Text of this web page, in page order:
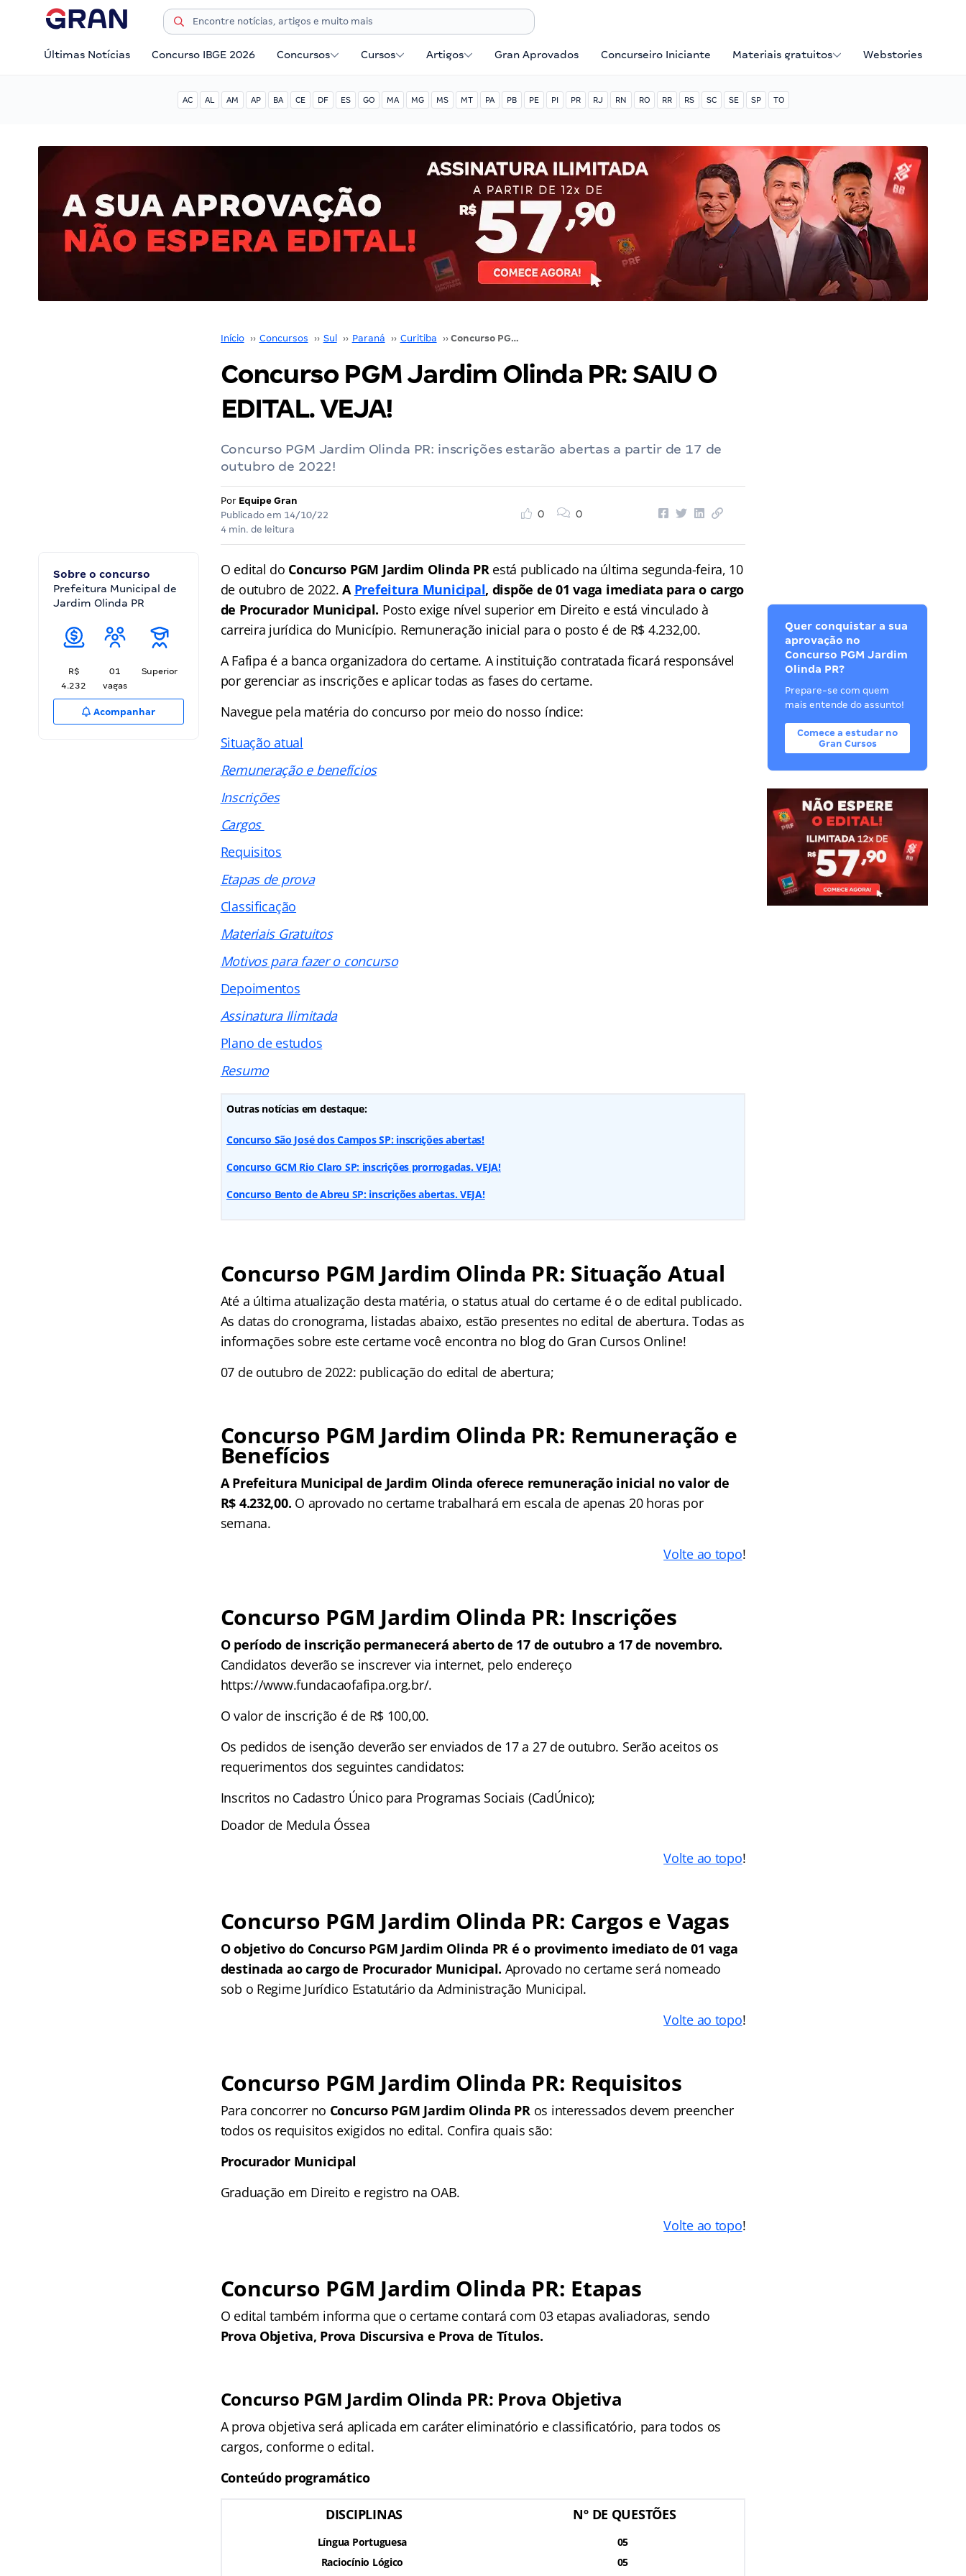
Últimas Notícias Concurso IBGE 2026 Concursos Cursos Artigos Gran Aprovados Concurseiro Iniciante Materiais gratuitos Webstories
AC AL AM AP BA CE DF ES GO MA MG MS MT PA PB PE PI PR RJ RN RO RR RS SC SE SP TO
Início ›› Concursos ›› Sul ›› Paraná ›› Curitiba ›› Concurso PGM Jardim Olinda PR: SAIU O EDITAL. VEJA!
Concurso PGM Jardim Olinda PR: SAIU O
EDITAL. VEJA!
Concurso PGM Jardim Olinda PR: inscrições estarão abertas a partir de 17 de
outubro de 2022!
Por Equipe Gran
Publicado em 14/10/22
4 min. de leitura
0 0
Sobre o concurso
Prefeitura Municipal de
Jardim Olinda PR
R$
4.232
01
vagas
Superior
Acompanhar
O edital do Concurso PGM Jardim Olinda PRestá publicado na última segunda-feira, 10
de outubro de 2022.A Prefeitura Municipal, dispõe de 01 vaga imediata para o cargo
de Procurador Municipal. Posto exige nível superior em Direito e está vinculado à
carreira jurídica do Município. Remuneração inicial para o posto é de R$ 4.232,00.
A Fafipa é a banca organizadora do certame. A instituição contratada ficará responsável
por gerenciar as inscrições e aplicar todas as fases do certame.
Navegue pela matéria do concurso por meio do nosso índice:
Situação atual
Remuneração e benefícios
Inscrições
Cargos
Requisitos
Etapas de prova
Classificação
Materiais Gratuitos
Motivos para fazer o concurso
Depoimentos
Assinatura Ilimitada
Plano de estudos
Resumo
Outras notícias em destaque:
Concurso São José dos Campos SP: inscrições abertas!
Concurso GCM Rio Claro SP: inscrições prorrogadas. VEJA!
Concurso Bento de Abreu SP: inscrições abertas. VEJA!
Concurso PGM Jardim Olinda PR: Situação Atual
Até a última atualização desta matéria, o status atual do certame é o de edital publicado.
As datas do cronograma, listadas abaixo, estão presentes no edital de abertura. Todas as
informações sobre este certame você encontra no blog do Gran Cursos Online!
07 de outubro de 2022: publicação do edital de abertura;
Concurso PGM Jardim Olinda PR: Remuneração e
Benefícios
A Prefeitura Municipal de Jardim Olinda oferece remuneração inicial no valor de
R$ 4.232,00. O aprovado no certame trabalhará em escala de apenas 20 horas por
semana.
Volte ao topo!
Concurso PGM Jardim Olinda PR: Inscrições
O período de inscrição permanecerá aberto de 17 de outubro a 17 de novembro.
Candidatos deverão se inscrever via internet, pelo endereço
https://www.fundacaofafipa.org.br/.
O valor de inscrição é de R$ 100,00.
Os pedidos de isenção deverão ser enviados de 17 a 27 de outubro. Serão aceitos os
requerimentos dos seguintes candidatos:
Inscritos no Cadastro Único para Programas Sociais (CadÚnico);
Doador de Medula Óssea
Volte ao topo!
Concurso PGM Jardim Olinda PR: Cargos e Vagas
O objetivo do Concurso PGM Jardim Olinda PR é o provimento imediato de 01 vaga
destinada ao cargo de Procurador Municipal. Aprovado no certame será nomeado
sob o Regime Jurídico Estatutário da Administração Municipal.
Volte ao topo!
Concurso PGM Jardim Olinda PR: Requisitos
Para concorrer no Concurso PGM Jardim Olinda PRos interessados devem preencher
todos os requisitos exigidos no edital. Confira quais são:
Procurador Municipal
Graduação em Direito e registro na OAB.
Volte ao topo!
Concurso PGM Jardim Olinda PR: Etapas
O edital também informa que o certame contará com 03 etapas avaliadoras, sendo
Prova Objetiva, Prova Discursiva e Prova de Títulos.
Concurso PGM Jardim Olinda PR: Prova Objetiva
A prova objetiva será aplicada em caráter eliminatório e classificatório, para todos os
cargos, conforme o edital.
Conteúdo programático
DISCIPLINAS Nº DE QUESTÕES
Língua Portuguesa
Raciocínio Lógico
05
05
Quer conquistar a sua
aprovação no
Concurso PGM Jardim
Olinda PR?
Prepare-se com quem
mais entende do assunto!
Comece a estudar no
Gran Cursos